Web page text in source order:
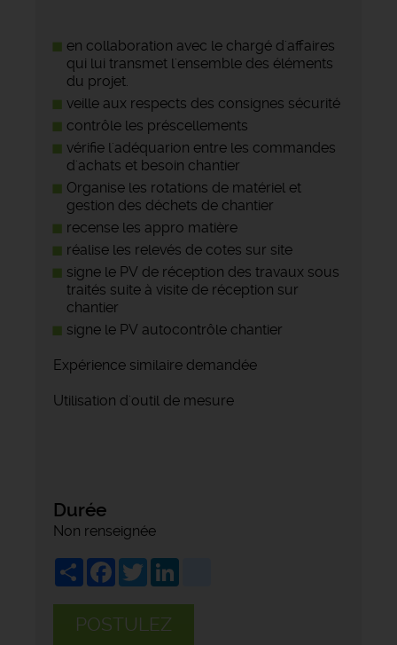
en collaboration avec le chargé d'affaires
qui lui transmet l'ensemble des éléments
du projet.
veille aux respects des consignes sécurité
contrôle les préscellements
vérifie l'adéquarion entre les commandes
d'achats et besoin chantier
Organise les rotations de matériel et
gestion des déchets de chantier
recense les appro matière
réalise les relevés de cotes sur site
signe le PV de réception des travaux sous
traités suite à visite de réception sur
chantier
signe le PV autocontrôle chantier
Expérience similaire demandée
Utilisation d'outil de mesure
Durée
Non renseignée
ShareFacebook
Twitter
POSTULEZ